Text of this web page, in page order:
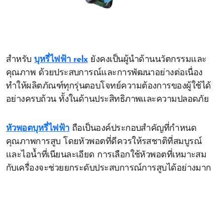
สำหรับบุหรี่ไฟฟ้า relxยังคงเป็นผู้นำด้านนวัตกรรมและ
คุณภาพ ด้วยประสบการณ์และการพัฒนาอย่างต่อเนื่อง
ทำให้ผลิตภัณฑ์ทุกรุ่นตอบโจทย์ความต้องการของผู้ใช้ได้
อย่างครบถ้วน ทั้งในด้านประสิทธิภาพและความปลอดภัย
หัวพอตบุหรี่ไฟฟ้าถือเป็นองค์ประกอบสำคัญที่กำหนด
คุณภาพการสูบ โดยหัวพอตที่ดีควรให้รสชาติที่สมบูรณ์
และไอน้ำที่เนียนละเอียด การเลือกใช้หัวพอตที่เหมาะสม
กับเครื่องจะช่วยยกระดับประสบการณ์การสูบได้อย่างมาก